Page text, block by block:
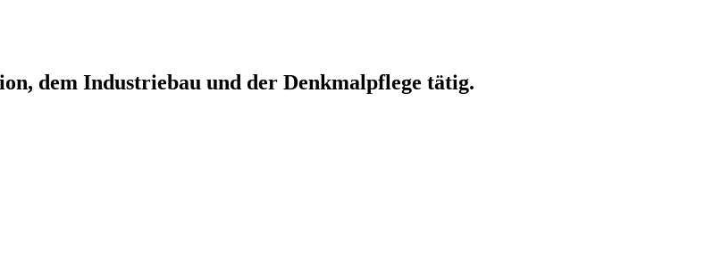
dem Industriebau und der Denkmalpflege tätig.